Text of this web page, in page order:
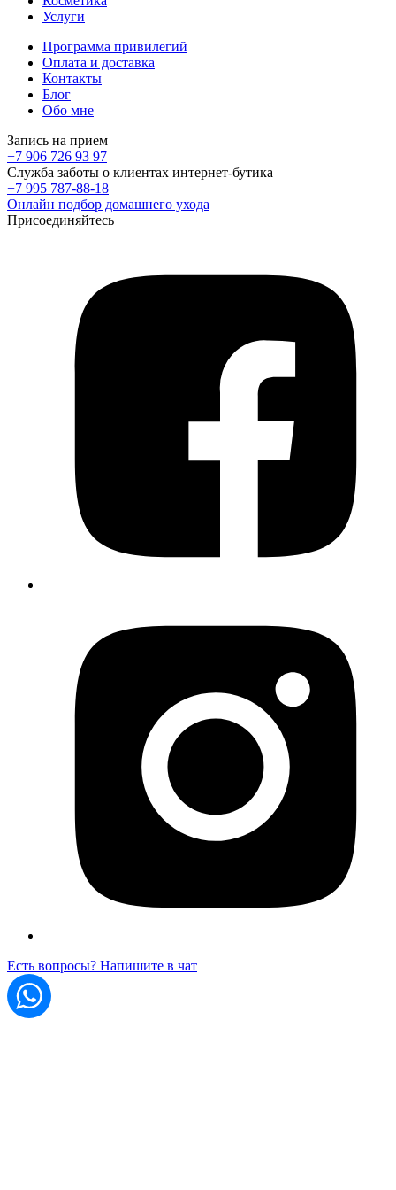
Услуги
Программа привилегий
Оплата и доставка
Контакты
Блог
Обо мне
Запись на прием
+7 906 726 93 97
Служба заботы о клиентах интернет-бутика
+7 995 787-88-18
Онлайн подбор домашнего ухода
Присоединяйтесь
Есть вопросы? Напишите в чат